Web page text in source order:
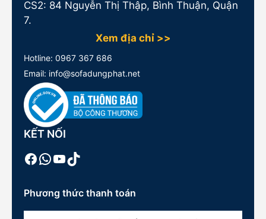
CS2: 84 Nguyễn Thị Thập, Bình Thuận, Quận
7.
Xem địa chỉ >>
Hotline: 0967 367 686
Email: info@sofadungphat.net
KẾT NỐI
Facebook
WhatsApp
Youtube
TikTok
Phương thức thanh toán